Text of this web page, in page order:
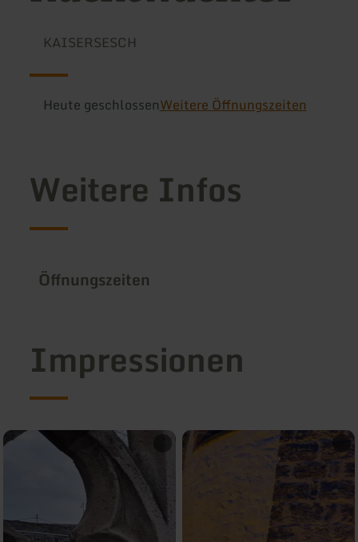
KAISERSESCH
Heute geschlossenWeitere Öffnungszeiten
Weitere Infos
Öffnungszeiten
Impressionen